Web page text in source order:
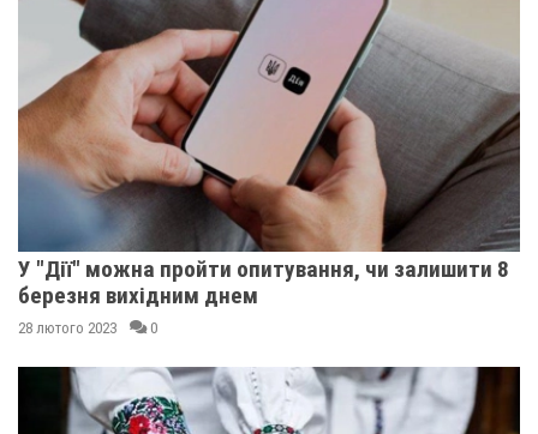
У "Дії" можна пройти опитування, чи залишити 8
березня вихідним днем
28 лютого 2023 0